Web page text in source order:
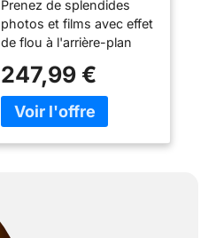
Debutant
Prenez de splendides
photos et films avec effet
de flou à l'arrière-plan
partagez vos images
partout où vous allez
Exprimez votre créativité
interchangeables 1 X
247,99 €